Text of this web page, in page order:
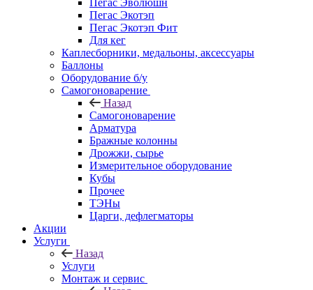
Пегас Эволюшн
Пегас Экотэп
Пегас Экотэп Фит
Для кег
Каплесборники, медальоны, аксессуары
Баллоны
Оборудование б/у
Самогоноварение
Назад
Самогоноварение
Арматура
Бражные колонны
Дрожжи, сырье
Измерительное оборудование
Кубы
Прочее
ТЭНы
Царги, дефлегматоры
Акции
Услуги
Назад
Услуги
Монтаж и сервис